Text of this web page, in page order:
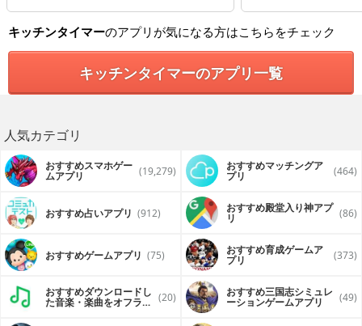
キッチンタイマーのアプリが気になる方はこちらをチェック
キッチンタイマーのアプリ一覧
人気カテゴリ
おすすめスマホゲー
ムアプリ (19,279) おすすめマッチングア
プリ (464)
おすすめ占いアプリ (912) おすすめ殿堂入り神アプ
リ (86)
おすすめゲームアプリ (75) おすすめ育成ゲームア
プリ (373)
おすすめダウンロードし
た音楽・楽曲をオフライ (20) おすすめ三国志シミュレ
ーションゲームアプリ (49)